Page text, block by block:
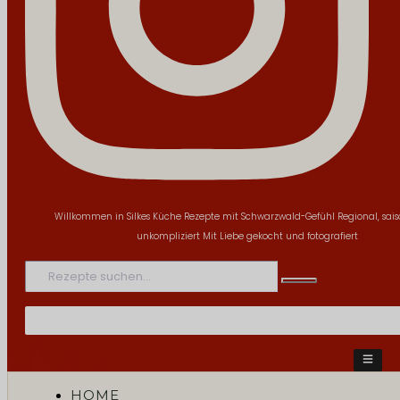
Willkommen in Silkes Küche Rezepte mit Schwarzwald-Gefühl Regional,
unkompliziert Mit Liebe gekocht und fotografiert
HOME